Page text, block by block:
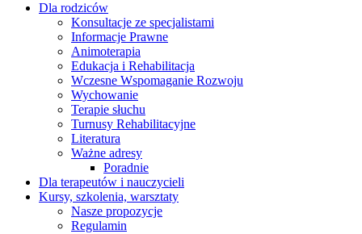
Dla rodziców
Konsultacje ze specjalistami
Informacje Prawne
Animoterapia
Edukacja i Rehabilitacja
Wczesne Wspomaganie Rozwoju
Wychowanie
Terapie słuchu
Turnusy Rehabilitacyjne
Literatura
Ważne adresy
Poradnie
Dla terapeutów i nauczycieli
Kursy, szkolenia, warsztaty
Nasze propozycje
Regulamin